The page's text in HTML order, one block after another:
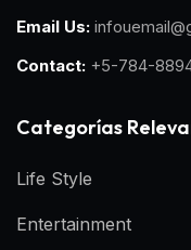
Email Us:
Contact: +5-784-
Categorías
Life Style
Entertainment